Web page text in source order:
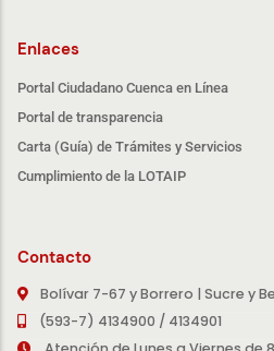
Enlaces
Portal Ciudadano Cuenca en Línea
Portal de transparencia
Carta (Guía) de Trámites y Servicios
Cumplimiento de la LOTAIP
Contacto
Bolívar 7-67 y Borrero | Sucre y
(593-7) 4134900 / 4134901